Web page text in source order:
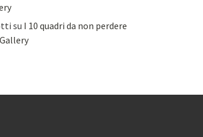
su I 10 quadri da non perdere